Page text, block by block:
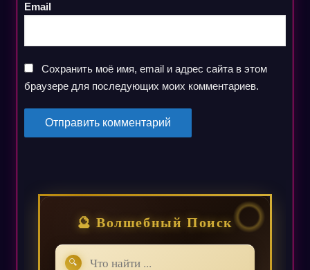
Email
Сохранить моё имя, email и адрес сайта в этом
браузере для последующих моих комментариев.
🔮 Волшебный Поиск
🔍